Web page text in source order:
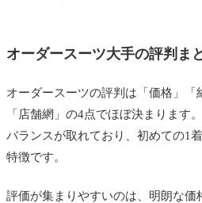
納期を確認する
おすすめの店・ブランド
コスパ重視で始めたい
ネットで完結させたい
オーダースーツ大手の評判ま
オーダースーツの評判は「価格」「
「店舗網」の4点でほぼ決まります
バランスが取れており、初めての1
特徴です。
評価が集まりやすいのは、明朗な価